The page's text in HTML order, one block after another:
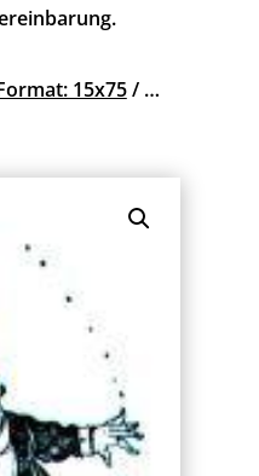
15x75/ …